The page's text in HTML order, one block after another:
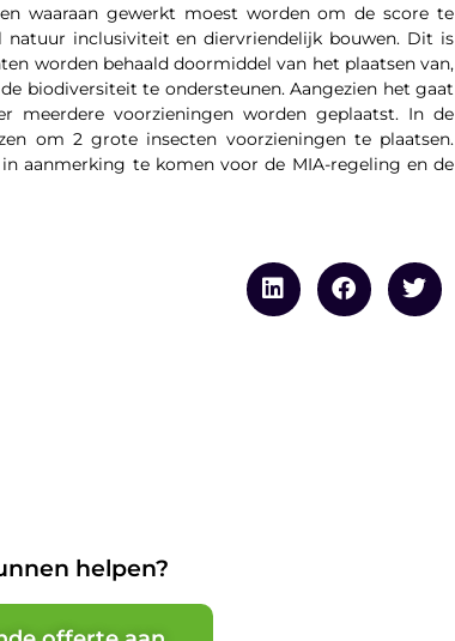
waaraan gewerkt moest worden om de score te
natuur inclusiviteit en diervriendelijk bouwen. Dit is
worden behaald doormiddel van het plaatsen van,
biodiversiteit te ondersteunen. Aangezien het gaat
voorzieningen worden geplaatst. In de
om 2 grote insecten voorzieningen te plaatsen.
aanmerking te komen voor de MIA-regeling en de
helpen?